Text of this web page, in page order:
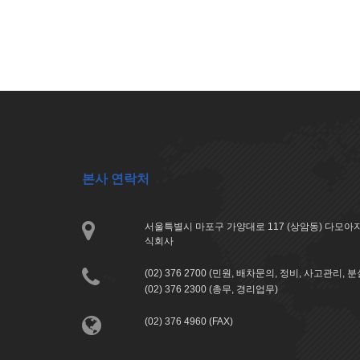
본사 연락처
서울특별시 마포구 가양대로 117 (상암동) 다모아
식회사
(02) 376 2700 (민원, 배차문의, 정비, 사고관리, 분
(02) 376 2300 (총무, 경리업무)
(02) 376 4960 (FAX)